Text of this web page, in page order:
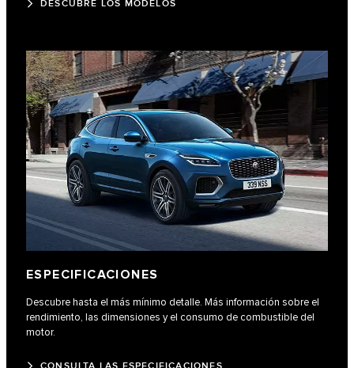
DESCUBRE LOS MODELOS
ESPECIFICACIONES
Descubre hasta el más mínimo detalle. Más información sobre el
rendimiento, las dimensiones y el consumo de combustible del
motor.